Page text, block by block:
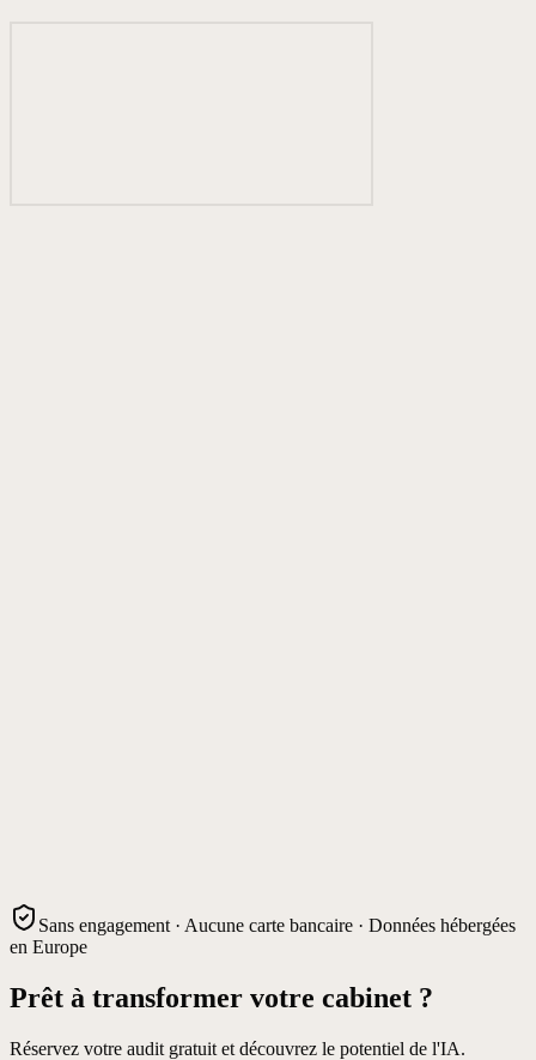
Sans engagement · Aucune carte bancaire · Données hébergées
en Europe
Prêt à transformer votre cabinet ?
Réservez votre audit gratuit et découvrez le potentiel de l'IA.